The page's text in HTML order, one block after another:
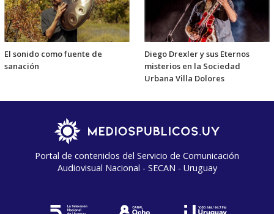
El sonido como fuente de
sanación
Diego Drexler y sus Eternos
misterios en la Sociedad
Urbana Villa Dolores
Portal de contenidos del Servicio de Comunicación
Audiovisual Nacional - SECAN - Uruguay